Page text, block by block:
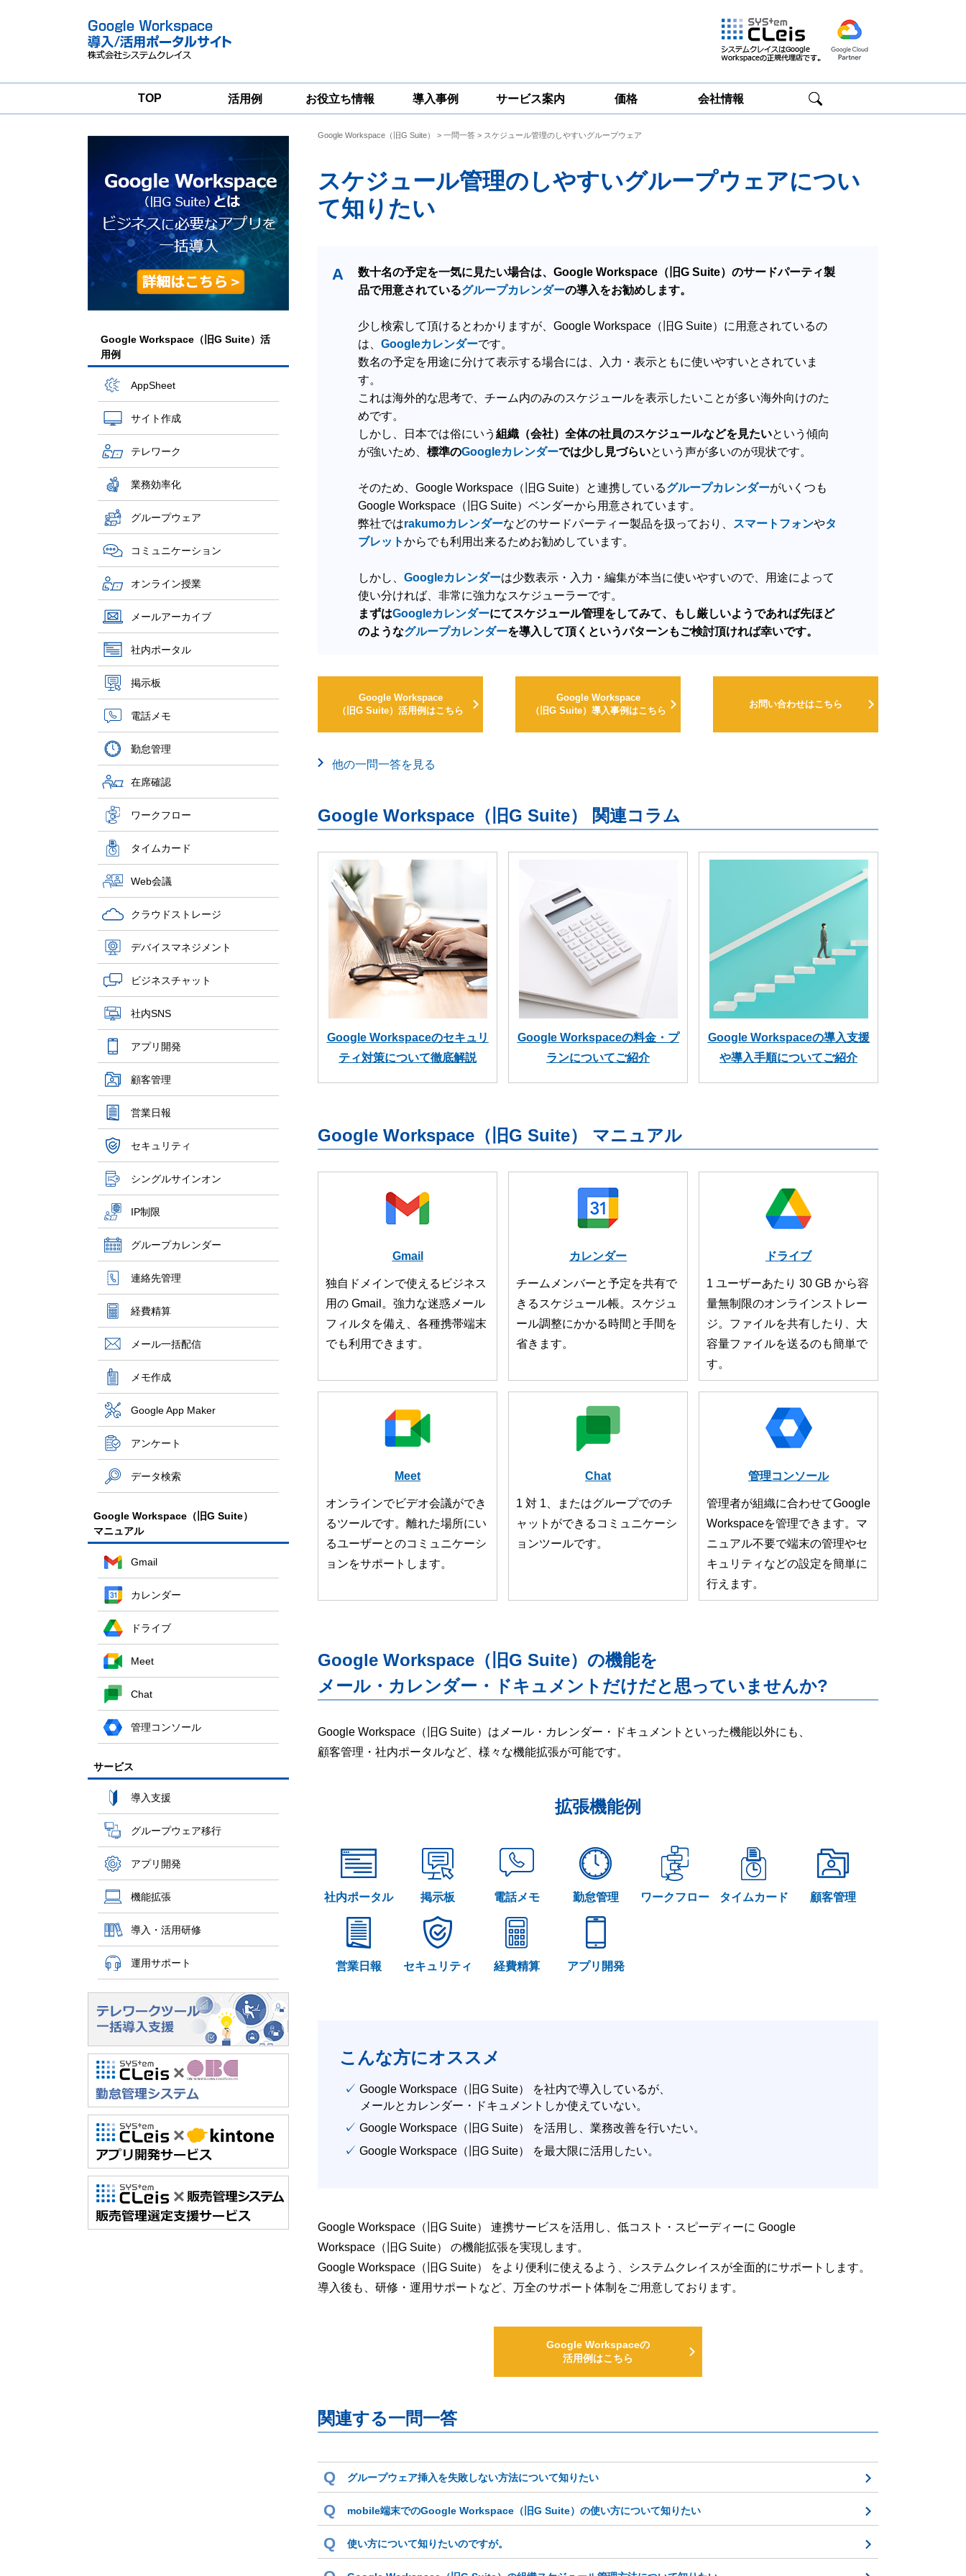
TOP 活用例 お役立ち情報
一問一答 コラム
導入事例 サービス案内
支援サービス
グループウェア
移行支援
Google
対策サービス
Google
Google
価格 会社情報
Google Workspace（旧G Suite）活
用例
AppSheet
サイト作成
テレワーク
業務効率化
グループウェア
コミュニケーション
オンライン授業
メールアーカイブ
社内ポータル
掲示板
電話メモ
勤怠管理
在席確認
ワークフロー
タイムカード
Web会議
クラウドストレージ
デバイスマネジメント
ビジネスチャット
社内SNS
アプリ開発
顧客管理
営業日報
セキュリティ
シングルサインオン
IP制限
グループカレンダー
連絡先管理
経費精算
メール一括配信
メモ作成
Google App Maker
アンケート
データ検索
Google Workspace（旧G Suite）
マニュアル
Gmail
カレンダー
ドライブ
Meet
Chat
管理コンソール
サービス
導入支援
グループウェア移行
アプリ開発
機能拡張
導入・活用研修
運用サポート
Google Workspace（旧G Suite） > 一問一答 > スケジュール管理のしやすいグループウェア
スケジュール管理のしやすいグループウェアについ
て知りたい
A
数十名の予定を一気に見たい場合は、Google Workspace（旧G Suite）のサードパーティ製
品で用意されているグループカレンダーの導入をお勧めします。
少し検索して頂けるとわかりますが、Google Workspace（旧G Suite）に用意されているの
は、 Googleカレンダーです。
数名の予定を用途に分けて表示する場合には、入力・表示ともに使いやすいとされていま
す。
これは海外的な思考で、チーム内のみのスケジュールを表示したいことが多い海外向けのた
めです。
しかし、日本では俗にいう 組織（会社）全体の社員のスケジュールなどを見たいという傾向
が強いため、 標準のGoogleカレンダーでは少し見づらいという声が多いのが現状です。
そのため、Google Workspace（旧G Suite）と連携しているグループカレンダーがいくつも
Google Workspace（旧G Suite）ベンダーから用意されています。
弊社ではrakumoカレンダーなどのサードパーティー製品を扱っており、 スマートフォンやタ
ブレットからでも利用出来るためお勧めしています。
しかし、 Googleカレンダーは少数表示・入力・編集が本当に使いやすいので、用途によって
使い分ければ、非常に強力なスケジューラーです。
まずはGoogleカレンダーにてスケジュール管理をしてみて、もし厳しいようであれば先ほど
のようなグループカレンダーを導入して頂くというパターンもご検討頂ければ幸いです。
Google Workspace
（旧G Suite）活用例はこちら
Google Workspace
（旧G Suite）導入事例はこちら
お問い合わせはこちら
他の一問一答を見る
Google Workspace（旧G Suite） 関連コラム
Google Workspaceのセキュリ
ティ対策について徹底解説
Google Workspaceの料金・プ
ランについてご紹介
Google Workspaceの導入支援
や導入手順についてご紹介
Google Workspace（旧G Suite） マニュアル
Gmail
独自ドメインで使えるビジネス
用の Gmail。強力な迷惑メール
フィルタを備え、各種携帯端末
でも利用できます。
カレンダー
チームメンバーと予定を共有で
きるスケジュール帳。スケジュ
ール調整にかかる時間と手間を
省きます。
ドライブ
1 ユーザーあたり 30 GB から容
量無制限のオンラインストレー
ジ。ファイルを共有したり、大
容量ファイルを送るのも簡単で
す。
Meet
オンラインでビデオ会議ができ
るツールです。離れた場所にい
るユーザーとのコミュニケーシ
ョンをサポートします。
Chat
1 対 1、またはグループでのチ
ャットができるコミュニケーシ
ョンツールです。
管理コンソール
管理者が組織に合わせてGoogle
Workspaceを管理できます。マ
ニュアル不要で端末の管理やセ
キュリティなどの設定を簡単に
行えます。
Google Workspace（旧G Suite）の機能を
メール・カレンダー・ドキュメントだけだと思っていませんか?
Google Workspace（旧G Suite）はメール・カレンダー・ドキュメントといった機能以外にも、
顧客管理・社内ポータルなど、様々な機能拡張が可能です。
拡張機能例
社内ポータル 掲示板 電話メモ 勤怠管理 ワークフロー タイムカード 顧客管理
営業日報 セキュリティ 経費精算 アプリ開発
こんな方にオススメ
✓ Google Workspace（旧G Suite） を社内で導入しているが、
メールとカレンダー・ドキュメントしか使えていない。
✓ Google Workspace（旧G Suite） を活用し、業務改善を行いたい。
✓ Google Workspace（旧G Suite） を最大限に活用したい。
Google Workspace（旧G Suite） 連携サービスを活用し、低コスト・スピーディーに Google
Workspace（旧G Suite） の機能拡張を実現します。
Google Workspace（旧G Suite） をより便利に使えるよう、システムクレイスが全面的にサポートします。
導入後も、研修・運用サポートなど、万全のサポート体制をご用意しております。
Google Workspaceの
活用例はこちら
関連する一問一答
Q グループウェア挿入を失敗しない方法について知りたい
Q mobile端末でのGoogle Workspace（旧G Suite）の使い方について知りたい
Q 使い方について知りたいのですが。